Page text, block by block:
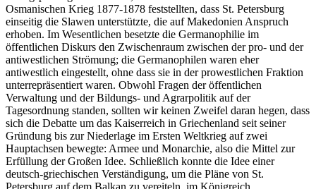
Osmanischen Krieg 1877-1878 feststellten, dass St. Petersburg
einseitig die Slawen unterstützte, die auf Makedonien Anspruch
erhoben. Im Wesentlichen besetzte die Germanophilie im
öffentlichen Diskurs den Zwischenraum zwischen der pro- und der
antiwestlichen Strömung; die Germanophilen waren eher
antiwestlich eingestellt, ohne dass sie in der prowestlichen Fraktion
unterrepräsentiert waren. Obwohl Fragen der öffentlichen
Verwaltung und der Bildungs- und Agrarpolitik auf der
Tagesordnung standen, sollten wir keinen Zweifel daran hegen, dass
sich die Debatte um das Kaiserreich in Griechenland seit seiner
Gründung bis zur Niederlage im Ersten Weltkrieg auf zwei
Hauptachsen bewegte: Armee und Monarchie, also die Mittel zur
Erfüllung der Großen Idee. Schließlich konnte die Idee einer
deutsch-griechischen Verständigung, um die Pläne von St.